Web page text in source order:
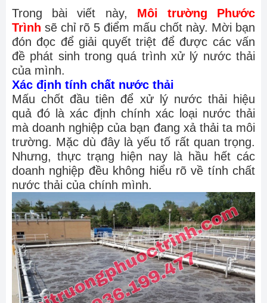
Trong bài viết này, Môi trường Phước
Trình sẽ chỉ rõ 5 điểm mấu chốt này. Mời bạn
đón đọc để giải quyết triệt để được các vấn
đề phát sinh trong quá trình xử lý nước thải
của mình.
Xác định tính chất nước thải
Mấu chốt đầu tiên để xử lý nước thải hiệu
quả đó là xác định chính xác loại nước thải
mà doanh nghiệp của bạn đang xả thải ta môi
trường. Mặc dù đây là yếu tố rất quan trọng.
Nhưng, thực trạng hiện nay là hầu hết các
doanh nghiệp đều không hiểu rõ về tính chất
nước thải của chính mình.